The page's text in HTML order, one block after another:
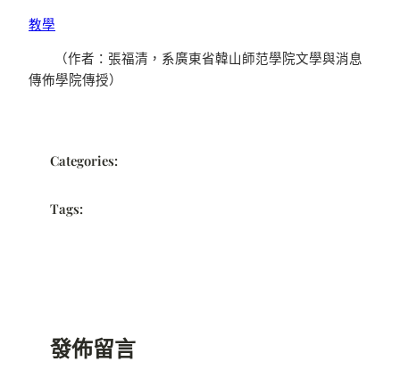
教學
（作者：張福清，系廣東省韓山師范學院文學與消息
傳佈學院傳授）
Categories:
Tags:
發佈留言